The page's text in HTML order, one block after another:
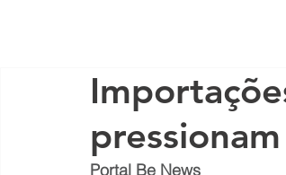
Portal Be News